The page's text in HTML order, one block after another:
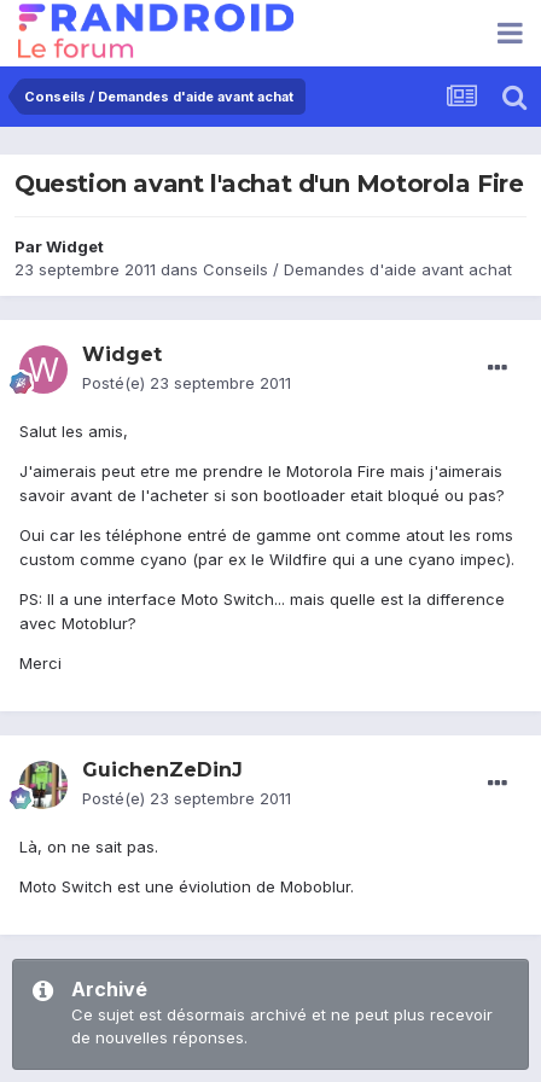
Conseils / Demandes d'aide avant achat
Question avant l'achat d'un Motorola Fire
ParWidget
23 septembre 2011 dans Conseils / Demandes d'aide avant achat
Widget
Posté(e) 23 septembre 2011
Salut les amis,
J'aimerais peut etre me prendre le Motorola Fire mais j'aimerais
savoir avant de l'acheter si son bootloader etait bloqué ou pas?
Oui car les téléphone entré de gamme ont comme atout les roms
custom comme cyano (par ex le Wildfire qui a une cyano impec).
PS: Il a une interface Moto Switch... mais quelle est la difference
avec Motoblur?
Merci
GuichenZeDinJ
Posté(e) 23 septembre 2011
Là, on ne sait pas.
Moto Switch est une éviolution de Moboblur.
Archivé
Ce sujet est désormais archivé et ne peut plus recevoir
de nouvelles réponses.